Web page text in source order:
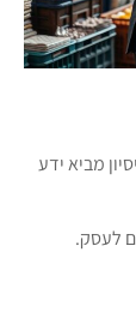
מביא ידע
לעסק.